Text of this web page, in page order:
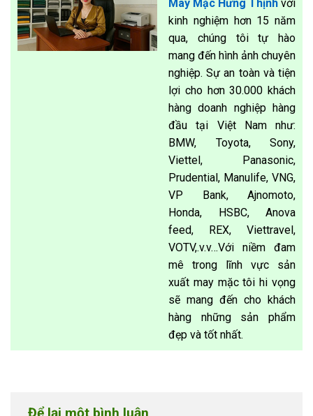
May Mặc Hưng Thịnh với
kinh nghiệm hơn 15 năm
qua, chúng tôi tự hào
mang đến hình ảnh chuyên
nghiệp. Sự an toàn và tiện
lợi cho hơn 30.000 khách
hàng doanh nghiệp hàng
đầu tại Việt Nam như:
BMW, Toyota, Sony,
Viettel, Panasonic,
Prudential, Manulife, VNG,
VP Bank, Ajnomoto,
Honda, HSBC, Anova
feed, REX, Viettravel,
VOTV,.v.v…Với niềm đam
mê trong lĩnh vực sản
xuất may mặc tôi hi vọng
sẽ mang đến cho khách
hàng những sản phẩm
đẹp và tốt nhất.